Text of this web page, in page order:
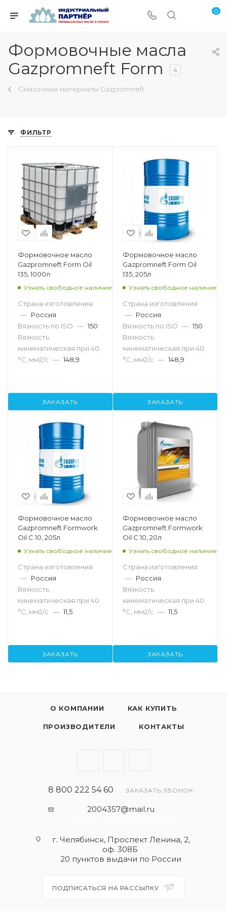
0
Формовочные масла
Gazpromneft Form
4
Смазочные материалы Gazpromneft
ФИЛЬТР
Формовочное масло
Gazpromneft Form Оil
135, 1000л
Узнать свободное наличие
Страна изготовления
— Россия
Вязкость по ISO — 150
Вязкость
кинематическая при 40
°С, мм2/с — 148,9
ЗАКАЗАТЬ
Формовочное масло
Gazpromneft Form Оil
135, 205л
Узнать свободное наличие
Страна изготовления
— Россия
Вязкость по ISO — 150
Вязкость
кинематическая при 40
°С, мм2/с — 148,9
ЗАКАЗАТЬ
Формовочное масло
Gazpromneft Formwork
Oil C 10, 205л
Узнать свободное наличие
Страна изготовления
— Россия
Вязкость
кинематическая при 40
°С, мм2/с — 11,5
ЗАКАЗАТЬ
Формовочное масло
Gazpromneft Formwork
Oil C 10, 20л
Узнать свободное наличие
Страна изготовления
— Россия
Вязкость
кинематическая при 40
°С, мм2/с — 11,5
ЗАКАЗАТЬ
О КОМПАНИИ КАК КУПИТЬ
ПРОИЗВОДИТЕЛИ КОНТАКТЫ
8 800 222 54 60 ЗАКАЗАТЬ ЗВОНОК
2004357@mail.ru
г. Челябинск, Проспект Ленина, 2,
оф. 308Б
20 пунктов выдачи по России
ПОДПИСАТЬСЯ НА РАССЫЛКУ